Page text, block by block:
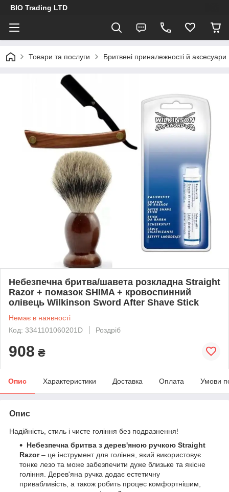
BIO Trading LTD
Товари та послуги Бритвені приналежності й аксесуари
Небезпечна бритва/шавета розкладна Straight
Razor + помазок SHIMA + кровоспинний
олівець Wilkinson Sword After Shave Stick
Немає в наявності
Код: 3341101060201D
Роздріб
908 ₴
Опис Характеристики Доставка Оплата Умови
Опис
Надійність, стиль і чисте гоління без подразнення!
Небезпечна бритва з дерев'яною ручкою Straight
Razor– це інструмент для гоління, який використовує
тонке лезо та може забезпечити дуже близьке та якісне
гоління. Дерев'яна ручка додає естетичну
привабливість, а також робить процес комфортнішим,